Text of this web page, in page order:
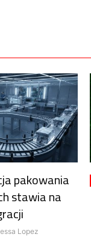
pakowania
stawia na
Lopez